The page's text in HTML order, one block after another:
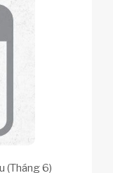
(Tháng 6)